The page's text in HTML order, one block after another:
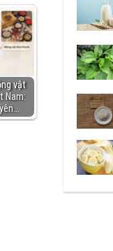
vật
Nam: